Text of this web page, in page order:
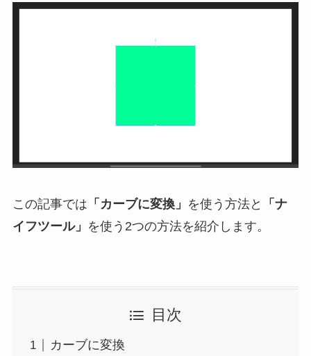
この記事では 「カーブに変換」 を使う方法と
「ナ
イフツール」 を使う2つの方法を紹介します。
目次
カーブに変換